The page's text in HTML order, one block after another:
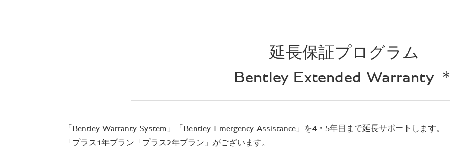
延長保証プログラム
Bentley Extended Warranty ＊
「Bentley Warranty System」「Bentley Emergency Assistance」を4・5年目まで延長サポートします。
「プラス1年プラン「プラス2年プラン」がございます。